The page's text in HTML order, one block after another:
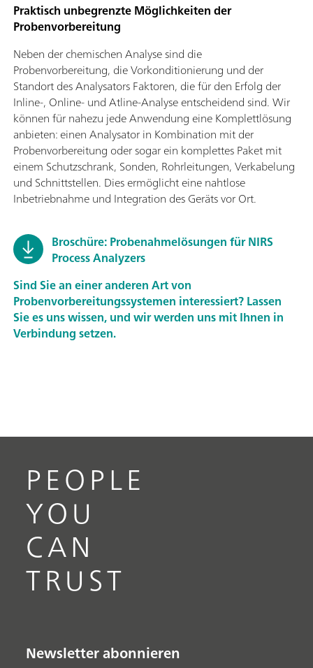
Praktisch unbegrenzte Möglichkeiten der
Probenvorbereitung
Neben der chemischen Analyse sind die
Probenvorbereitung, die Vorkonditionierung und der
Standort des Analysators Faktoren, die für den Erfolg der
Inline-, Online- und Atline-Analyse entscheidend sind. Wir
können für nahezu jede Anwendung eine Komplettlösung
anbieten: einen Analysator in Kombination mit der
Probenvorbereitung oder sogar ein komplettes Paket mit
einem Schutzschrank, Sonden, Rohrleitungen, Verkabelung
und Schnittstellen. Dies ermöglicht eine nahtlose
Inbetriebnahme und Integration des Geräts vor Ort.
Broschüre: Probenahmelösungen für NIRS
Process Analyzers
Sind Sie an einer anderen Art von
Probenvorbereitungssystemen interessiert? Lassen
Sie es uns wissen, und wir werden uns mit Ihnen in
Verbindung setzen.
PEOPLE
YOU
CAN
TRUST
Newsletter abonnieren